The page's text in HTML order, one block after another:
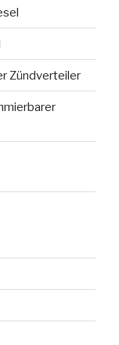
Zündverteiler